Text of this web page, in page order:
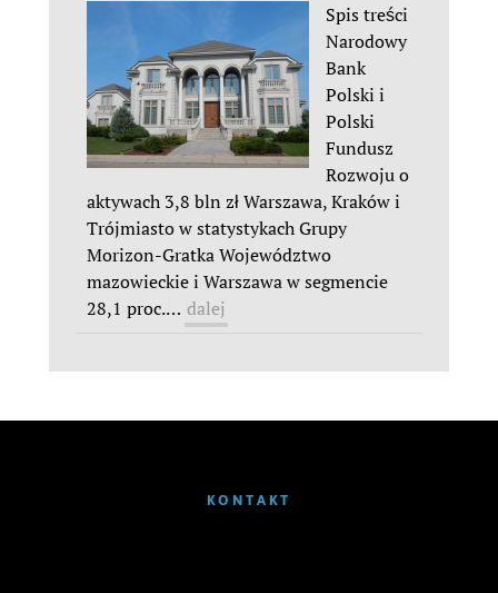
Spis treści
Narodowy
Bank
Polski i
Polski
Fundusz
Rozwoju o
aktywach 3,8 bln zł Warszawa, Kraków i
Trójmiasto w statystykach Grupy
Morizon-Gratka Województwo
mazowieckie i Warszawa w segmencie
28,1 proc.… dalej
KONTAKT